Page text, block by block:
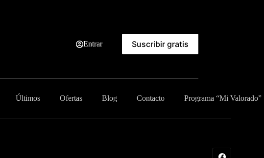
Entrar Suscribir gratis
Últimos Ofertas Blog Contacto Programa “Mi Valorado”